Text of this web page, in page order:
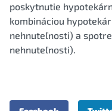
poskytnutie
kombináciou
nehnuteľnosti) a
nehnuteľnosti).